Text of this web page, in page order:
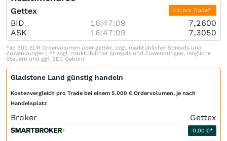
Gettex 0 € pro Trade*
BID 16:47:09
7,2600
ASK
16:47:09 7,3050
*ab 500 EUR Ordervolumen über gettex, zzgl. marktüblicher Spreads und
Zuwendungen | ** zzgl. marktüblicher Spreads und Zuwendungen, mögliche
Steuern und ggf. SEC Gebühr
Gladstone Land günstig handeln
Kostenvergleich pro Trade bei einem 5.000 € Ordervolumen, je nach
Handelsplatz
Broker Gettex
0,00 €*